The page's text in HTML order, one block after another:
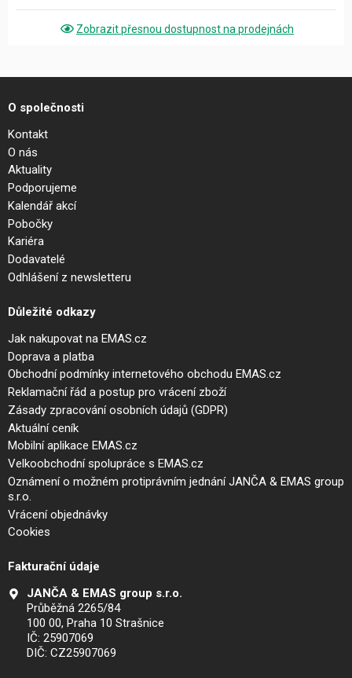
Zobrazit přesnou dostupnost na prodejnách
O společnosti
Kontakt
O nás
Aktuality
Podporujeme
Kalendář akcí
Pobočky
Kariéra
Dodavatelé
Odhlášení z newsletteru
Důležité odkazy
Jak nakupovat na EMAS.cz
Doprava a platba
Obchodní podmínky internetového obchodu EMAS.cz
Reklamační řád a postup pro vrácení zboží
Zásady zpracování osobních údajů (GDPR)
Aktuální ceník
Mobilní aplikace EMAS.cz
Velkoobchodní spolupráce s EMAS.cz
Oznámení o možném protiprávním jednání JANČA & EMAS group
s.r.o.
Vrácení objednávky
Cookies
Fakturační údaje
JANČA & EMAS group s.r.o.
Průběžná 2265/84
100 00, Praha 10 Strašnice
IČ: 25907069
DIČ: CZ25907069